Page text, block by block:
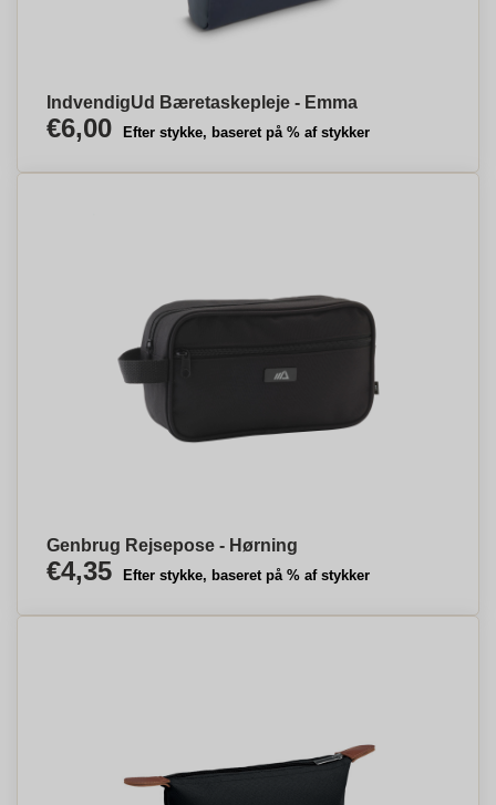
IndvendigUd Bæretaskepleje - Emma
€6,00 Efter stykke, baseret på % af stykker
Genbrug Rejsepose - Hørning
€4,35 Efter stykke, baseret på % af stykker